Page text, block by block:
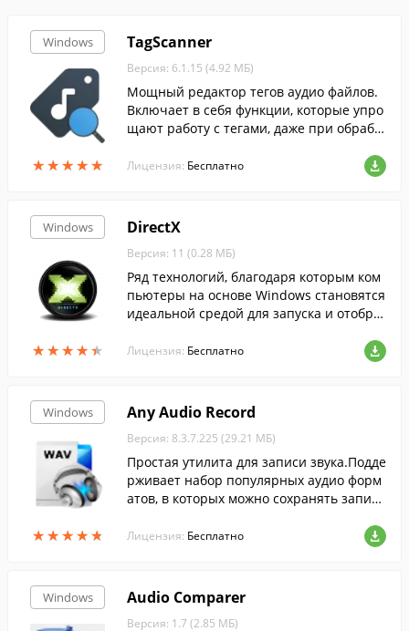
Windows
★★★★★
★★★★★
TagScanner
Версия: 6.1.15 (4.92 МБ)
Мощный редактор тегов аудио файлов.
Включает в себя функции, которые упро
щают работу с тегами, даже при обрабо
Лицензия: Бесплатно
Windows
★★★★★
★★★★★
DirectX
Версия: 11 (0.28 МБ)
Ряд технологий, благодаря которым ком
пьютеры на основе Windows становятся
идеальной средой для запуска и отобра
и мультимедиа....
Лицензия: Бесплатно
Windows
★★★★★
★★★★★
Any Audio Record
Версия: 8.3.7.225 (29.21 МБ)
Простая утилита для записи звука.Подде
рживает набор популярных аудио форм
атов, в которых можно сохранять запис
в для настройки качества звука.
Лицензия: Бесплатно
Windows Audio Comparer
Версия: 1.7 (2.85 МБ)